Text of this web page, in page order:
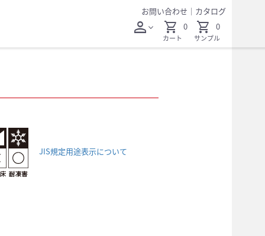
お問い合わせ ｜ カタログ
personexpand_more shopping_cart
カート
0 shopping_cart
サンプル
0
JIS規定用途表示について